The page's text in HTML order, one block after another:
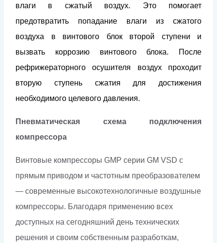
влаги в сжатый воздух. Это помогает
предотвратить попадание влаги из сжатого
воздуха в винтового блок второй ступени и
вызвать коррозию винтового блока. После
рефрижераторного осушителя воздух проходит
вторую ступень сжатия для достижения
необходимого целевого давления.
Пневматическая схема подключения
компрессора
Винтовые компрессоры GMP серии GM VSD с
прямым приводом и частотным преобразователем
— современные высокотехнологичные воздушные
компрессоры. Благодаря применению всех
доступных на сегодняшний день технических
решения и своим собственным разработкам,